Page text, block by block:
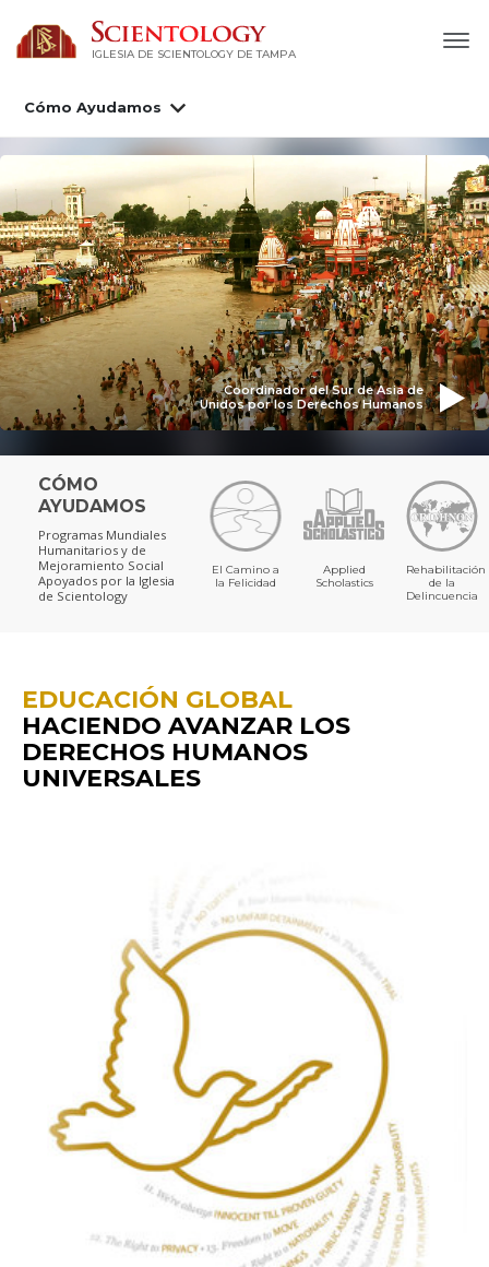
IGLESIA DE SCIENTOLOGY DE TAMPA
Cómo Ayudamos
Coordinador del Sur de Asia de
Unidos por los Derechos Humanos
CÓMO
AYUDAMOS
Programas Mundiales
Humanitarios y de
Mejoramiento Social
Apoyados por la Iglesia
de Scientology
El Camino a
la Felicidad
Applied
Scholastics
Rehabilitación
de la
Delincuencia
EDUCACIÓN GLOBAL
HACIENDO AVANZAR LOS
DERECHOS HUMANOS
UNIVERSALES